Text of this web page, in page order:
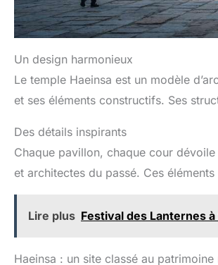
Un design harmonieux
Le temple Haeinsa est un modèle
et ses éléments constructifs. Ses
Des détails inspirants
Chaque pavillon, chaque cour
et architectes du passé. Ces
Lire plus Festival des Lanternes
Haeinsa : un site classé au patrimoine